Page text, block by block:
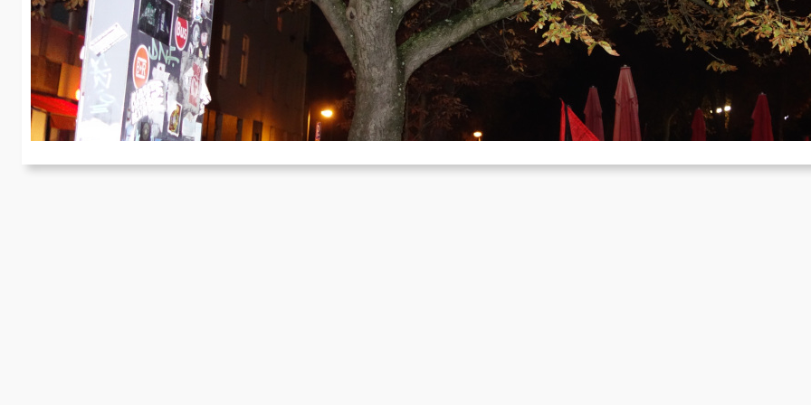
Köln: Demo am Jahrestag der Al-Aqsa Flood
Okt. 9, 2025
Am 7. Oktober beteiligte sich ein Kontingent des Roten Bundes in
einer Demonstration aus Anlass des fortgesetzten Genozid…